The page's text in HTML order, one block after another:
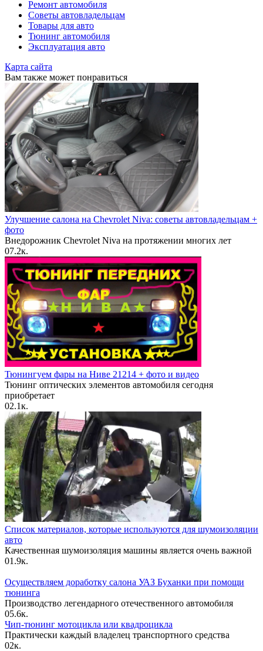
Ремонт автомобиля
Советы автовладельцам
Товары для авто
Тюнинг автомобиля
Эксплуатация авто
Карта сайта
Вам также может понравиться
Улучшение салона на Chevrolet Niva: советы автовладельцам +
фото
Внедорожник Chevrolet Niva на протяжении многих лет
07.2к.
Тюнингуем фары на Ниве 21214 + фото и видео
Тюнинг оптических элементов автомобиля сегодня
приобретает
02.1к.
Список материалов, которые используются для шумоизоляции
авто
Качественная шумоизоляция машины является очень важной
01.9к.
Осуществляем доработку салона УАЗ Буханки при помощи
тюнинга
Производство легендарного отечественного автомобиля
05.6к.
Чип-тюнинг мотоцикла или квадроцикла
Практически каждый владелец транспортного средства
02к.